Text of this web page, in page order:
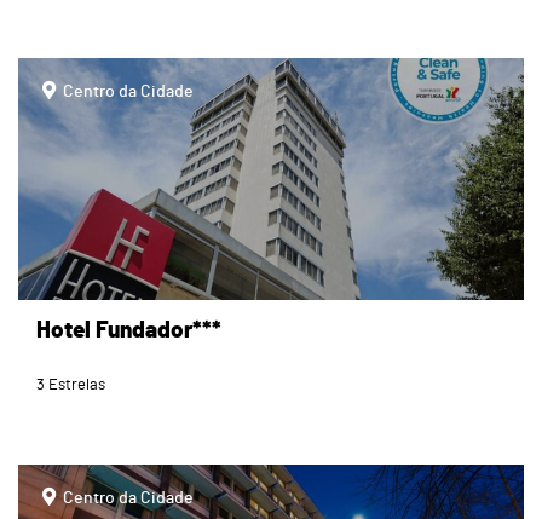
page
Centro da Cidade
Hotel Fundador***
3 Estrelas
page
Centro da Cidade